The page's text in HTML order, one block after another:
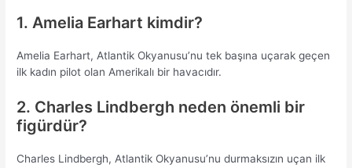
1. Amelia Earhart kimdir?
Amelia Earhart, Atlantik Okyanusu’nu tek başına uçarak geçen
ilk kadın pilot olan Amerikalı bir havacıdır.
2. Charles Lindbergh neden önemli bir
figürdür?
Charles Lindbergh, Atlantik Okyanusu’nu durmaksızın uçan ilk